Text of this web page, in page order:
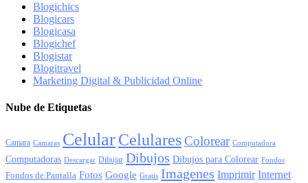
Blogichics
Blogicars
Blogicasa
Blogichef
Blogistar
Blogitravel
Marketing Digital & Publicidad Online
Nube de Etiquetas
Camara Camaras CelularCelularesColorear Computadora
Computadoras Descargar Dibujar Dibujos Dibujos para Colorear Fondos
Fondos de Pantalla Fotos Google Gratis Imagenes Imprimir Internet